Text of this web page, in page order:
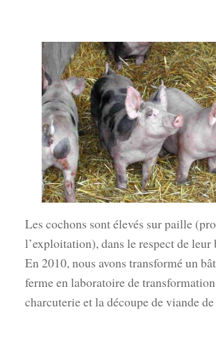
Les cochons sont élevés sur paille
l’exploitation), dans le respect de leur
En 2010, nous avons transformé un
ferme en laboratoire de
charcuterie et la découpe de viande